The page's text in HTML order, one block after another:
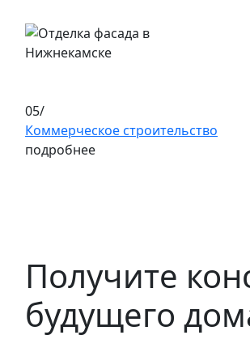
05/
Коммерческое строительство
подробнее
Получите
будущего